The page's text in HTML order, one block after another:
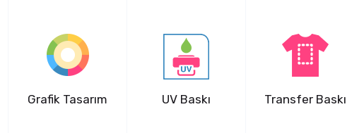
Grafik Tasarım UV Baskı Transfer Baskı